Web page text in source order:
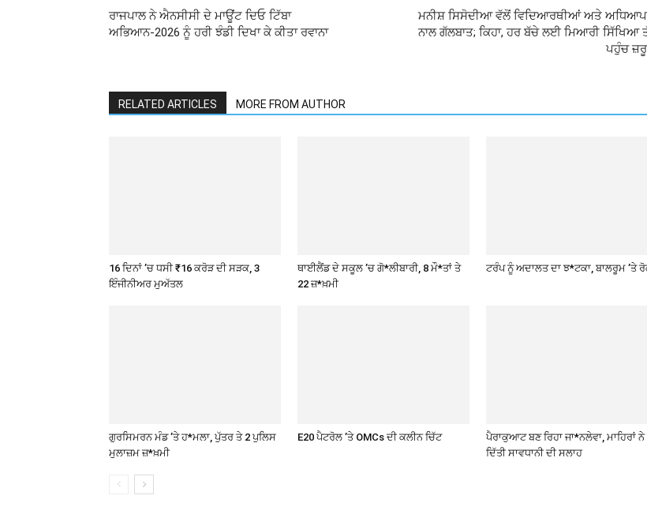
ਰਾਜਪਾਲ ਨੇ ਐਨਸੀਸੀ ਦੇ ਮਾਊਂਟ ਦਿਓ ਟਿੱਬਾ
ਅਭਿਆਨ-2026 ਨੂੰ ਹਰੀ ਝੰਡੀ ਦਿਖਾ ਕੇ ਕੀਤਾ ਰਵਾਨਾ
ਮਨੀਸ਼ ਸਿਸੋਦੀਆ ਵੱਲੋਂ ਵਿਦਿਆਰਥੀਆਂ ਅਤੇ
ਨਾਲ ਗੱਲਬਾਤ; ਕਿਹਾ, ਹਰ ਬੱਚੇ ਲਈ ਮਿਆਰੀ ਸਿੱਖਿਆ
ਪਹੁੰਚ
RELATED ARTICLES MORE FROM AUTHOR
16 ਦਿਨਾਂ ’ਚ ਧਸੀ ₹16 ਕਰੋੜ ਦੀ ਸੜਕ, 3
ਇੰਜੀਨੀਅਰ ਮੁਅੱਤਲ
ਥਾਈਲੈਂਡ ਦੇ ਸਕੂਲ ’ਚ ਗੋ*ਲੀਬਾਰੀ, 8 ਮੌ*ਤਾਂ ਤੇ
22 ਜ਼*ਖ਼ਮੀ
ਟਰੰਪ ਨੂੰ ਅਦਾਲਤ ਦਾ ਝ*ਟਕਾ, ਬਾਲਰੂਮ ’ਤੇ
ਗੁਰਸਿਮਰਨ ਮੰਡ ’ਤੇ ਹ*ਮਲਾ, ਪੁੱਤਰ ਤੇ 2 ਪੁਲਿਸ
ਮੁਲਾਜ਼ਮ ਜ਼*ਖ਼ਮੀ
E20 ਪੈਟਰੋਲ ’ਤੇ OMCs ਦੀ ਕਲੀਨ ਚਿੱਟ
ਪੈਰਾਕੁਆਟ ਬਣ ਰਿਹਾ ਜਾ*ਨਲੇਵਾ, ਮਾਹਿਰਾਂ ਨੇ
ਦਿੱਤੀ ਸਾਵਧਾਨੀ ਦੀ ਸਲਾਹ